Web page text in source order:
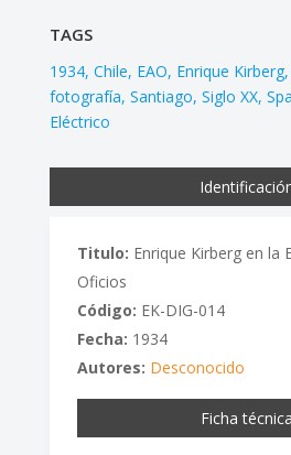
TAGS
1934 Chile EAO Enrique Kirberg
fotografía Santiago Siglo XX
Eléctrico
Titulo: Enrique Kirberg en la
Oficios
Código: EK-DIG-014
Fecha: 1934
Autores: Desconocido
Ficha técnica